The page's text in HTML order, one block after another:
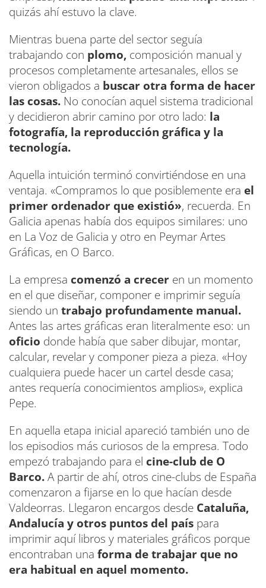
quizás ahí estuvo la clave.
Mientras buena parte del sector seguía
trabajando con plomo, composición manual y
procesos completamente artesanales, ellos se
vieron obligados a buscar otra forma de hacer
las cosas. No conocían aquel sistema tradicional
y decidieron abrir camino por otro lado: la
fotografía, la reproducción gráfica y la
tecnología.
Aquella intuición terminó convirtiéndose en una
ventaja. «Compramos lo que posiblemente era el
primer ordenador que existió», recuerda. En
Galicia apenas había dos equipos similares: uno
en La Voz de Galicia y otro en Peymar Artes
Gráficas, en O Barco.
La empresa comenzó a crecer en un momento
en el que diseñar, componer e imprimir seguía
siendo un trabajo profundamente manual.
Antes las artes gráficas eran literalmente eso: un
oficio donde había que saber dibujar, montar,
calcular, revelar y componer pieza a pieza. «Hoy
cualquiera puede hacer un cartel desde casa;
antes requería conocimientos amplios», explica
Pepe.
En aquella etapa inicial apareció también uno de
los episodios más curiosos de la empresa. Todo
empezó trabajando para el cine-club de O
Barco.A partir de ahí, otros cine-clubs de España
comenzaron a fijarse en lo que hacían desde
Valdeorras. Llegaron encargos desde Cataluña,
Andalucía y otros puntos del país para
imprimir aquí libros y materiales gráficos porque
encontraban una forma de trabajar que no
era habitual en aquel momento.